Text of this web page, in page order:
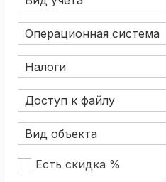
Есть скидка %